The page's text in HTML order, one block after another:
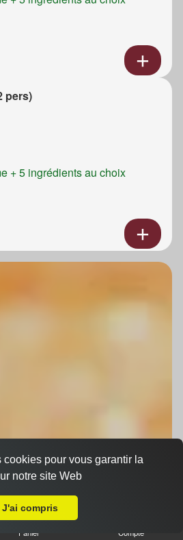
pers)
+ 5 ingrédients au choix
Panier Compte
pour vous garantir la
notre site Web
J'ai compris